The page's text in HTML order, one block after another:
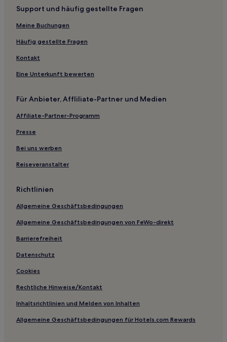
Strand nahe Cave Rock Park
Luxus nahe Cave Rock Park
Familien nahe Cave Rock Park
Haustierfreundliche in Sparks
Hotels mit Parkplatz in Sparks
Lyon County: Hotels
Hotels nahe Grand Sierra Resort Casino
Hotels nahe Central Nevada Museum
Hawthorne Hotels
Washoe County: Hotels
Goldfield Hotels
Topaz Lake Hotels
Hotels nahe Fort Churchill State Historic Park
Hotels nahe Secret Cove Beach
Carson City Hotels
Tahoe Village: Hotels
Hotels nahe Lahontan Valley Wetlands
Verdi Hotels
Round Hill Village Hotels
Support und häufig gestellte Fragen
Meine Buchungen
Häufig gestellte Fragen
Kontakt
Eine Unterkunft bewerten
Für Anbieter, Affliliate-Partner und Medien
Affiliate-Partner-Programm
Presse
Bei uns werben
Reiseveranstalter
Richtlinien
Allgemeine Geschäftsbedingungen
Allgemeine Geschäftsbedingungen von FeWo-direkt
Barrierefreiheit
Datenschutz
Cookies
Rechtliche Hinweise/Kontakt
Inhaltsrichtlinien und Melden von Inhalten
Allgemeine Geschäftsbedingungen für Hotels.com Rewards